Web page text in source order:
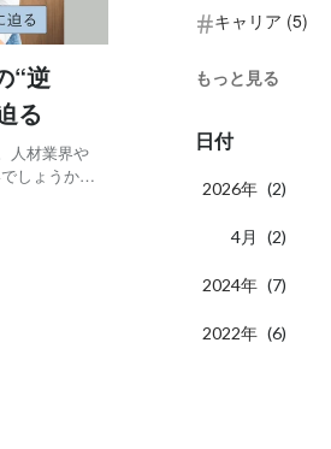
“逆
る
人材業界や
しょうか。
キャリア (5)
もっと見る
日付
2026年 (2)
4月 (2)
2024年 (7)
11月 (4)
2022年 (6)